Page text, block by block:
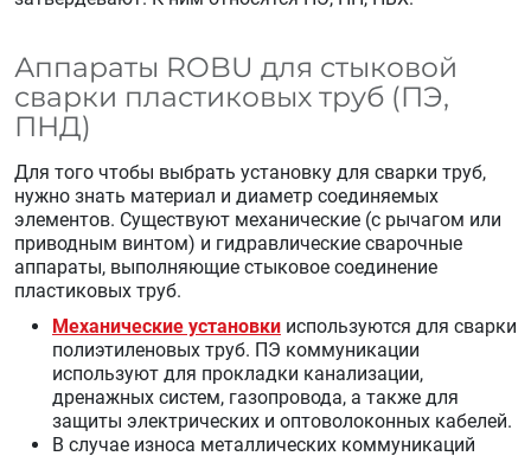
Аппараты ROBU для стыковой
сварки пластиковых труб (ПЭ,
ПНД)
Для того чтобы выбрать установку для сварки труб,
нужно знать материал и диаметр соединяемых
элементов. Существуют механические (с рычагом или
приводным винтом) и гидравлические сварочные
аппараты, выполняющие стыковое соединение
пластиковых труб.
Механические установки используются для сварки
полиэтиленовых труб. ПЭ коммуникации
используют для прокладки канализации,
дренажных систем, газопровода, а также для
защиты электрических и оптоволоконных кабелей.
В случае износа металлических коммуникаций